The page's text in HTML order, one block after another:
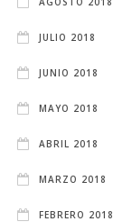
JULIO 2018
JUNIO 2018
MAYO 2018
ABRIL 2018
MARZO 2018
FEBRERO 2018